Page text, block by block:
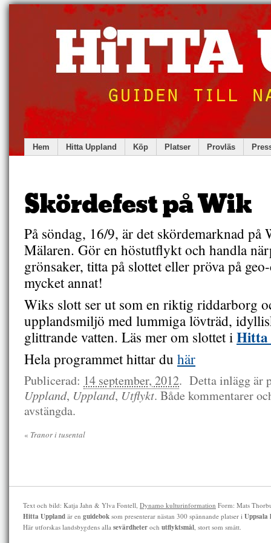
Hem Hitta Uppland Köp Platser Provläs
Skördefest på Wik
På söndag, 16/9, är det skördemarknad
Mälaren. Gör en höstutflykt och handla
grönsaker, titta på slottet eller pröva på
mycket annat!
Wiks slott ser ut som en riktig riddarborg
upplandsmiljö med lummiga lövträd,
glittrande vatten. Läs mer om slottet iHitta
Hela programmet hittar du här
Publicerad: 14 september, 2012. Detta inlägg är
Uppland, Uppland, Utflykt. Både kommentarer
avstängda.
« Tranor i tusental
Text och bild: Katja Jahn & Ylva Fontell, Dynamo kulturinformation Form: Mats
Hitta Uppland är en guidebok som presenterar nästan 300 spännande platser i Uppsala
Här utforskas landsbygdens alla sevärdheter och utflyktsmål, stort som smått.